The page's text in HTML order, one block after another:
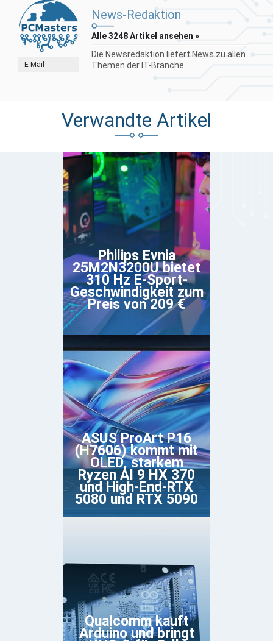
E-Mail
News-Redaktion
Alle 3248 Artikel ansehen »
Die Newsredaktion liefert News zu allen
Themen der IT-Branche...
Verwandte Artikel
Philips Evnia
25M2N3200U bietet
310 Hz E-Sport-
Geschwindigkeit zum
Preis von 209 €
ASUS ProArt P16
(H7606) kommt mit
OLED, starkem
Ryzen AI 9 HX 370
und High-End-RTX
5080 und RTX 5090
Qualcomm kauft
Arduino und bringt